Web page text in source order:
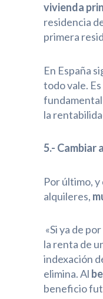
vivienda
residencia
primera
En España
todo vale.
fundamental
la
5.- Cambiar
Por último,
alquileres,
«Si ya de
la renta de
indexación
elimina. Al
beneficio